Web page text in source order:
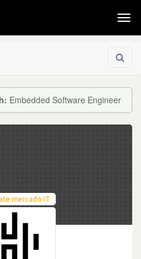
Embedded Software Engineer
mercado IT